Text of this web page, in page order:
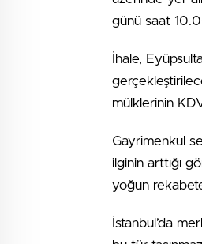
günü saat
İhale,
mülklerinin
Gayrimenkul
ilginin arttığı
yoğun
İstanbul’da